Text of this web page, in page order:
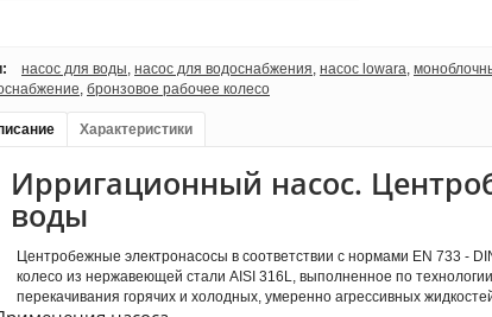
насос для воды, насос для водоснабжения, насос lowara,
, бронзовое рабочее колесо
Характеристики
Ирригационный насос.
воды
Центробежные электронасосы в соответствии с нормами EN 733 -
колесо из нержавеющей стали AISI 316L, выполненное по
перекачивания горячих и холодных, умеренно агрессивных